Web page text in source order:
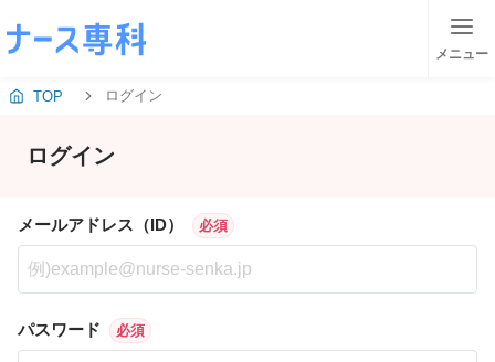
メニュー
TOP ログイン
ログイン
メールアドレス（ID） 必須
パスワード 必須